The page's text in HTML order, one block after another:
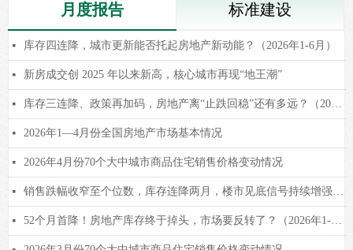
月度报告 标准建设
넷 库存四连降，城市更新能否托起房地产新动能？（2026年1-6月）
넷 新房成交创 2025 年以来新高，核心城市再现“地王潮”
넷 库存三连降、政策再加码，房地产离“止跌回稳”还有多远？（2026年1-5月）
넷 2026年1—4月份全国房地产市场基本情况
넷 2026年4月份70个大中城市商品住宅销售价格变动情况
넷 销售跌幅收窄至个位数，库存连降两月，楼市见底信号持续增强！（2026年1-4月）
넷 52个月首降！房地产库存终于掉头，市场要反转了？（2026年1-3月）